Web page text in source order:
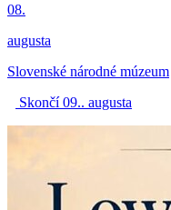
08.
augusta
Slovenské národné múzeum
Skončí 09.. augusta